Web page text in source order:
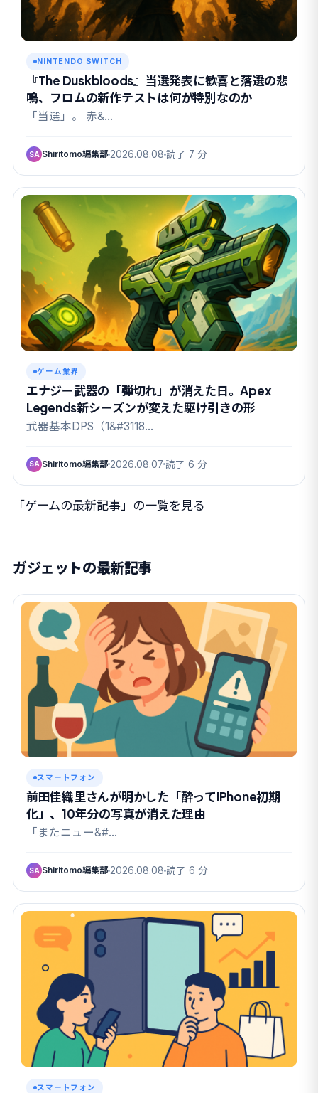
NINTENDO SWITCH
『The Duskbloods』当選発表に歓喜と落選の悲
鳴、フロムの新作テストは何が特別なのか
「当選」。 赤&…
SA Shiritomo編集部 2026.08.08 読了 7 分
ゲーム業界
エナジー武器の「弾切れ」が消えた日。Apex
Legends新シーズンが変えた駆け引きの形
武器基本DPS（1&#3118…
SA Shiritomo編集部 2026.08.07 読了 6 分
「ゲームの最新記事」の一覧を見る
ガジェットの最新記事
スマートフォン
前田佳織里さんが明かした「酔ってiPhone初期
化」、10年分の写真が消えた理由
「またニュー&#…
SA Shiritomo編集部 2026.08.08 読了 6 分
スマートフォン